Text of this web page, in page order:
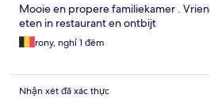
Mooie en propere familiekamer .
eten in restaurant en ontbijt
rony, nghỉ 1 đêm
Nhận xét đã xác thực